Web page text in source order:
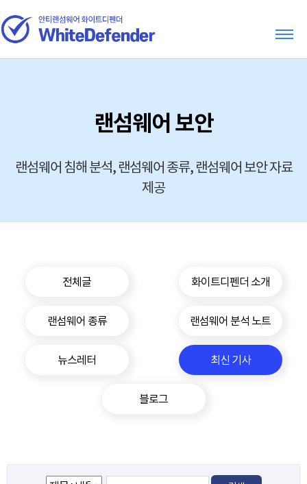
랜섬웨어 보안
랜섬웨어 침해 분석, 랜섬웨어 종류, 랜섬웨어 보안 자료
제공
전체글 화이트디펜더 소개
랜섬웨어 종류 랜섬웨어 분석 노트
뉴스레터 최신 기사
블로그